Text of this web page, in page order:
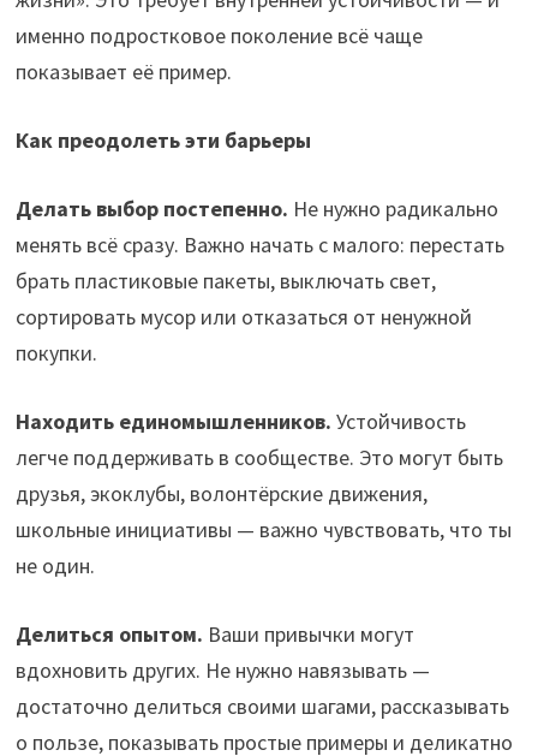
именно подростковое поколение всё чаще
показывает её пример.
Как преодолеть эти барьеры
Делать выбор постепенно. Не нужно радикально
менять всё сразу. Важно начать с малого: перестать
брать пластиковые пакеты, выключать свет,
сортировать мусор или отказаться от ненужной
покупки.
Находить единомышленников. Устойчивость
легче поддерживать в сообществе. Это могут быть
друзья, экоклубы, волонтёрские движения,
школьные инициативы — важно чувствовать, что ты
не один.
Делиться опытом. Ваши привычки могут
вдохновить других. Не нужно навязывать —
достаточно делиться своими шагами, рассказывать
о пользе, показывать простые примеры и деликатно